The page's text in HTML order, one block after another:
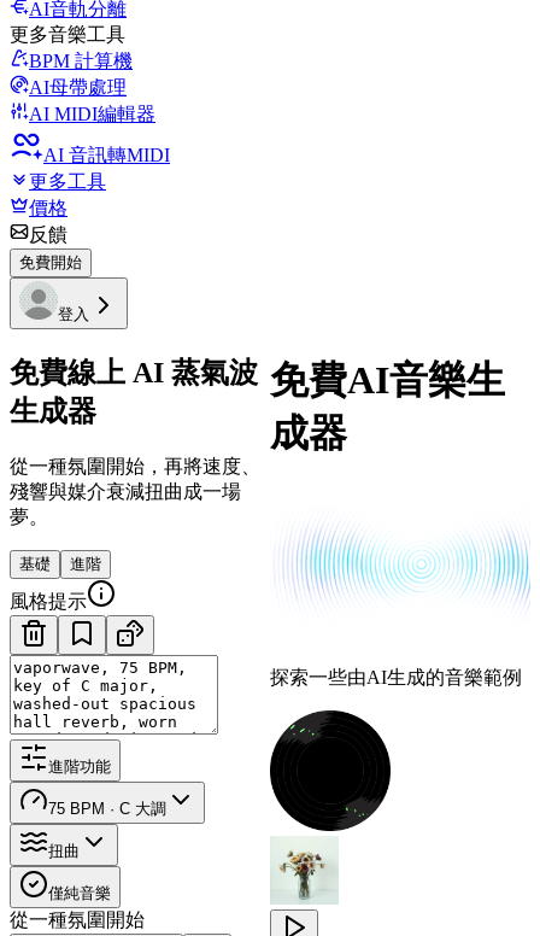
AI音軌分離
更多音樂工具
BPM 計算機
AI母帶處理
AI MIDI編輯器
AI 音訊轉MIDI
更多工具
價格
反饋
免費開始
登入
免費線上 AI 蒸氣波
生成器
從一種氛圍開始，再將速度、
殘響與媒介衰減扭曲成一場
夢。
基礎 進階
風格提示
進階功能
75 BPM · C 大調
扭曲
僅純音樂
從一種氛圍開始
免費AI音樂生
成器
探索一些由AI生成的音樂範例